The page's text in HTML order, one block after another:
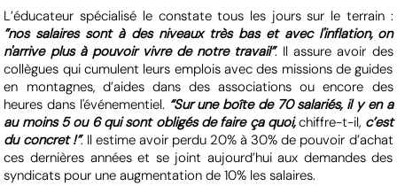
L’éducateur spécialisé le constate tous les jours sur le terrain :
”nos salaires sont à des niveaux très bas et avec l'inflation, on
n'arrive plus à pouvoir vivre de notre travail”. Il assure avoir des
collègues qui cumulent leurs emplois avec des missions de guides
en montagnes, d’aides dans des associations ou encore des
heures dans l'événementiel. “Sur une boîte de 70 salariés, il y en a
au moins 5 ou 6 qui sont obligés de faire ça quoi,chiffre-t-il, c’est
du concret !”. Il estime avoir perdu 20% à 30% de pouvoir d’achat
ces dernières années et se joint aujourd’hui aux demandes des
syndicats pour une augmentation de 10% les salaires.